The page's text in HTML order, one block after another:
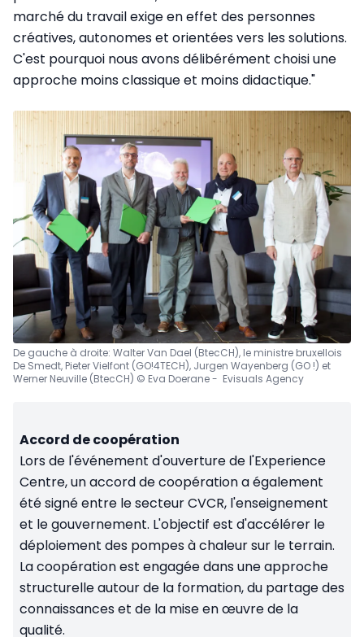
marché du travail exige en effet des personnes
créatives, autonomes et orientées vers les solutions.
C'est pourquoi nous avons délibérément choisi une
approche moins classique et moins didactique."
De gauche à droite: Walter Van Dael (BtecCH), le ministre bruxellois
De Smedt, Pieter Vielfont (GO!4TECH), Jurgen Wayenberg (GO !) et
Werner Neuville (BtecCH) © Eva Doerane - Evisuals Agency
Accord de coopération
Lors de l'événement d'ouverture de l'Experience
Centre, un accord de coopération a également
été signé entre le secteur CVCR, l'enseignement
et le gouvernement. L'objectif est d'accélérer le
déploiement des pompes à chaleur sur le terrain.
La coopération est engagée dans une approche
structurelle autour de la formation, du partage des
connaissances et de la mise en œuvre de la
qualité.